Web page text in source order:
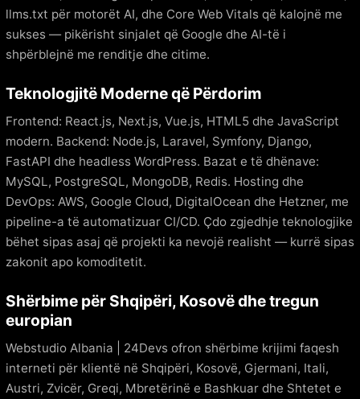
llms.txt për motorët AI, dhe Core Web Vitals që kalojnë me
sukses — pikërisht sinjalet që Google dhe AI-të i
shpërblejnë me renditje dhe citime.
Teknologjitë Moderne që Përdorim
Frontend: React.js, Next.js, Vue.js, HTML5 dhe JavaScript
modern. Backend: Node.js, Laravel, Symfony, Django,
FastAPI dhe headless WordPress. Bazat e të dhënave:
MySQL, PostgreSQL, MongoDB, Redis. Hosting dhe
DevOps: AWS, Google Cloud, DigitalOcean dhe Hetzner, me
pipeline-a të automatizuar CI/CD. Çdo zgjedhje teknologjike
bëhet sipas asaj që projekti ka nevojë realisht — kurrë sipas
zakonit apo komoditetit.
Shërbime për Shqipëri, Kosovë dhe tregun
europian
Webstudio Albania | 24Devs ofron shërbime krijimi faqesh
interneti për klientë në Shqipëri, Kosovë, Gjermani, Itali,
Austri, Zvicër, Greqi, Mbretërinë e Bashkuar dhe Shtetet e